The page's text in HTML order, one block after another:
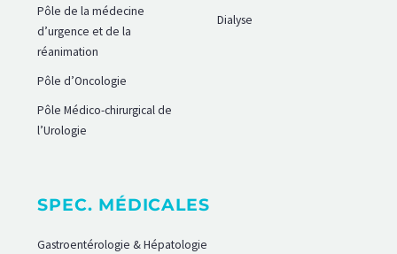
Pôle de la médecine
d’urgence et de la
réanimation
Pôle d’Oncologie
Pôle Médico-chirurgical de
l’Urologie
Dialyse
SPEC. MÉDICALES
Gastroentérologie & Hépatologie